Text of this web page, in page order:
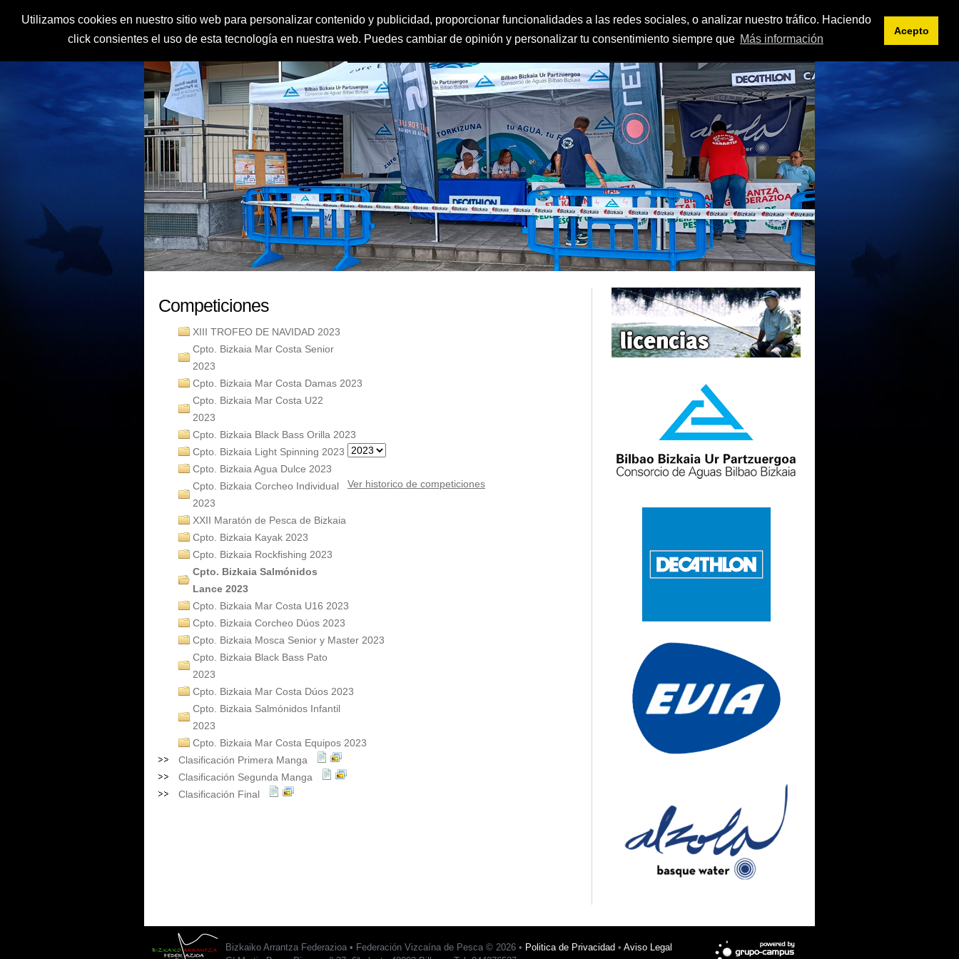
Utilizamos cookies en nuestro sitio web para personalizar contenido y publicidad, proporcionar funcionalidades a las redes sociales, o analizar nuestro tráfico. Haciendo
click consientes el uso de esta tecnología en nuestra web. Puedes cambiar de opinión y personalizar tu consentimiento siempre que Más información
Acepto
FEDERACIÓN CLUBES IGUALDAD Y PROTECCIÓN AL MENOR CLASIFICACIONES DOCUMENTOS
ENLACES
Competiciones
XIII TROFEO DE NAVIDAD 2023
Cpto. Bizkaia Mar Costa Senior
2023
Cpto. Bizkaia Mar Costa Damas 2023
Cpto. Bizkaia Mar Costa U22
2023
Cpto. Bizkaia Black Bass Orilla 2023
Cpto. Bizkaia Light Spinning 2023
Cpto. Bizkaia Agua Dulce 2023
Cpto. Bizkaia Corcheo Individual
2023
XXII Maratón de Pesca de Bizkaia
Cpto. Bizkaia Kayak 2023
Cpto. Bizkaia Rockfishing 2023
Cpto. Bizkaia Salmónidos
Lance 2023
Cpto. Bizkaia Mar Costa U16 2023
Cpto. Bizkaia Corcheo Dúos 2023
Cpto. Bizkaia Mosca Senior y Master 2023
Cpto. Bizkaia Black Bass Pato
2023
Cpto. Bizkaia Mar Costa Dúos 2023
Cpto. Bizkaia Salmónidos Infantil
2023
Cpto. Bizkaia Mar Costa Equipos 2023
Clasificación Primera Manga
Clasificación Segunda Manga
Clasificación Final
Ver historico de competiciones
Bizkaiko Arrantza Federazioa • Federación Vizcaína de Pesca © 2026 • Politica de Privacidad • Aviso Legal